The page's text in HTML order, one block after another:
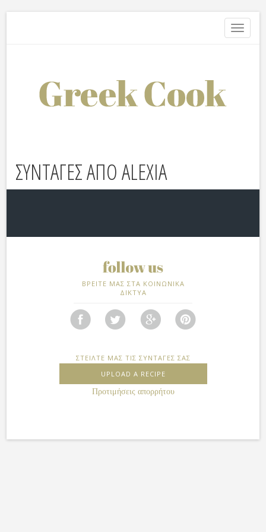
Toggle
ΣΥΝΤΑΓΕΣ ΑΠΟ ALEXIA
ΒΡΕΙΤΕ ΜΑΣ ΣΤΑ ΚΟΙΝΩΝΙΚΑ
ΔΙΚΤΥΑ
ΣΤΕΙΛΤΕ ΜΑΣ ΤΙΣ ΣΥΝΤΑΓΕΣ ΣΑΣ
UPLOAD A RECIPE
Προτιμήσεις απορρήτου